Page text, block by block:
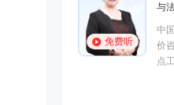
大学硕士，多年工程造
战经验，建设部住宅试